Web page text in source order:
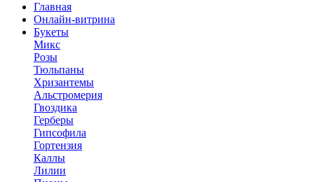
Главная
Онлайн-витрина
Букеты
Микс
Розы
Тюльпаны
Хризантемы
Альстромерия
Гвоздика
Герберы
Гипсофила
Гортензия
Каллы
Лилии